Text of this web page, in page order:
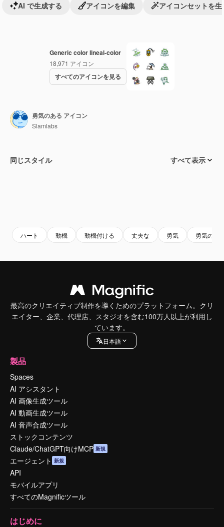
Generic color lineal-color
18,971 アイコン
すべてのアイコンを見る
AI で生成する アイコンを編集 アイコンセットを生
勇気のある アイコン
Slamlabs
同じスタイル すべて表示
ハート 動機 動機付ける 丈夫な 勇気 勇気のあ
最高のクリエイティブ制作を導くためのプラットフォーム。クリ
エイター、企業、代理店、スタジオを含む100万人以上が利用し
ています。
日本語
製品
Spaces
AI アシスタント
AI 画像生成ツール
AI 動画生成ツール
AI 音声合成ツール
ストックコンテンツ
Claude/ChatGPT向けMCP 新規
エージェント 新規
API
モバイルアプリ
すべてのMagnificツール
はじめに